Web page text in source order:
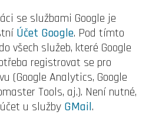
se službami Google je
Účet Google. Pod tímto
všech služeb, které Google
registrovat se pro
(Google Analytics, Google
Tools, aj.). Není nutné,
u služby GMail.